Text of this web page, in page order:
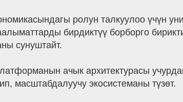
ролун талкуулоо үчүн
бирдиктүү борборго
сунуштайт.
ачык архитектурасы
масштабдалуучу экосистеманы түзөт.